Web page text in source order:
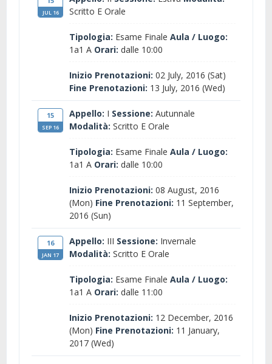
JUL 16
Scritto E Orale
Tipologia: Esame Finale Aula / Luogo:
1a1 A Orari: dalle 10:00
Inizio Prenotazioni: 02 July, 2016 (Sat)
Fine Prenotazioni: 13 July, 2016 (Wed)
15
SEP 16
Appello: I Sessione: Autunnale
Modalità: Scritto E Orale
Tipologia: Esame Finale Aula / Luogo:
1a1 A Orari: dalle 10:00
Inizio Prenotazioni: 08 August, 2016
(Mon) Fine Prenotazioni: 11 September,
2016 (Sun)
16
JAN 17
Appello: III Sessione: Invernale
Modalità: Scritto E Orale
Tipologia: Esame Finale Aula / Luogo:
1a1 A Orari: dalle 11:00
Inizio Prenotazioni: 12 December, 2016
(Mon) Fine Prenotazioni: 11 January,
2017 (Wed)